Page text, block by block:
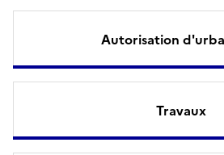
Autorisation
Travaux